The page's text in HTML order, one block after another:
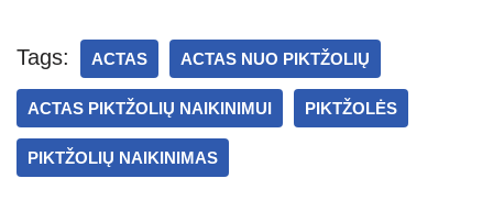
s
A
p
p
e
gr
a
m
e
n
g
e
Tags: ACTAS ACTAS NUO PIKTŽOLIŲ
ACTAS PIKTŽOLIŲ NAIKINIMUI PIKTŽOLĖS
PIKTŽOLIŲ NAIKINIMAS